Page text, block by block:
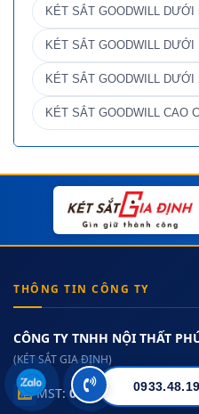
KÉT SẮT GOODWILL DƯỚI
KÉT SẮT GOODWILL DƯỚI
KÉT SẮT GOODWILL DƯỚI
KÉT SẮT GOODWILL CAO
THÔNG TIN CÔNG TY
CÔNG TY TNHH NỘI THẤT
(KÉT SẮT GIA ĐỊNH)
MST:0313182157